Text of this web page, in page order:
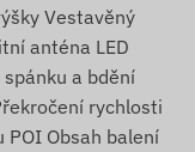
Vestavěný
anténa LED
a bdění
rychlosti
Obsah balení